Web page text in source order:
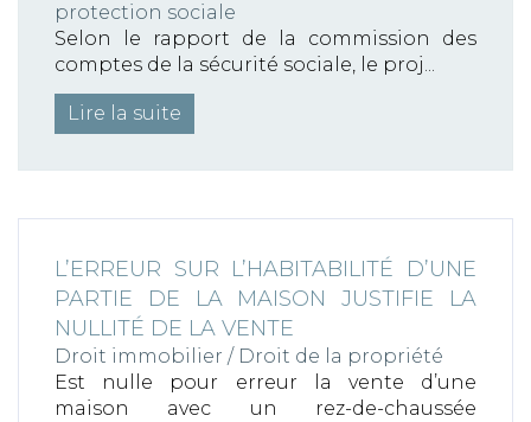
protection sociale
Selon le rapport de la commission des
comptes de la sécurité sociale, le proj...
Lire la suite
L’ERREUR SUR L’HABITABILITÉ D’UNE
PARTIE DE LA MAISON JUSTIFIE LA
NULLITÉ DE LA VENTE
Droit immobilier / Droit de la propriété
Est nulle pour erreur la vente d’une
maison avec un rez-de-chaussée